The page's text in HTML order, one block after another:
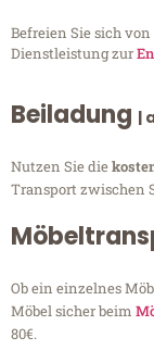
Befreien Sie sich
Dienstleistung zur
Beiladung |
Nutzen Sie die
Transport zwischen
Ob ein einzelnes
Möbel sicher beim
80€.